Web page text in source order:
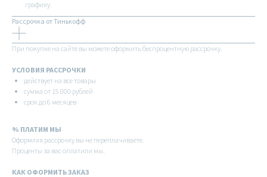
графику.
Рассрочка от Тинькофф
При покупке на сайте вы можете оформить беспроцентную рассрочку.
УСЛОВИЯ РАССРОЧКИ
действует на все товары
сумма от 15 000 рублей
срок до 6 месяцев
% ПЛАТИМ МЫ
Оформляя рассрочку вы не переплачиваете.
Проценты за вас оплатили мы.
КАК ОФОРМИТЬ ЗАКАЗ